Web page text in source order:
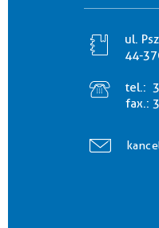
ul.
44-
tel.:
fax.: